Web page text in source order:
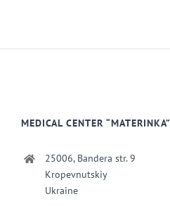
MEDICAL CENTER “MATERINKA”
25006, Bandera str. 9
Kropevnutskiy
Ukraine